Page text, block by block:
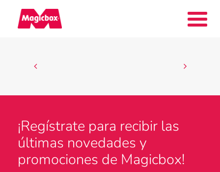
Nuestras marcas
Compañía
¡Regístrate para recibir las
últimas novedades y
promociones de Magicbox!